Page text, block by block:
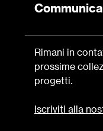
Rimani in
prossime
progetti.
Iscriviti alla